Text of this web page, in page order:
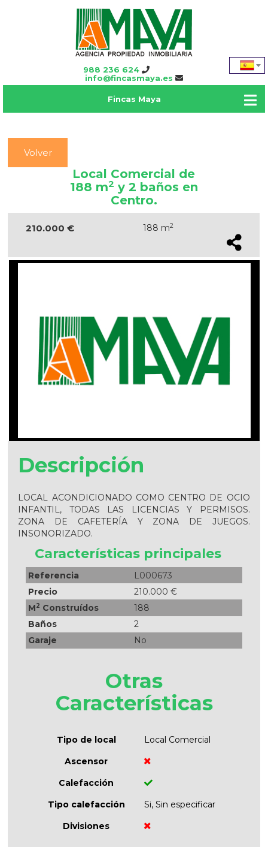
988 236 624
info@fincasmaya.es
Fincas Maya
Volver
Local Comercial de
188 m2 y 2 baños en
Centro.
210.000 € 188 m2
Descripción
LOCAL ACONDICIONADO COMO CENTRO DE OCIO
INFANTIL, TODAS LAS LICENCIAS Y PERMISOS.
ZONA DE CAFETERÍA Y ZONA DE JUEGOS.
INSONORIZADO.
Características principales
Referencia
L000673
Precio
210.000 €
M2 Construídos
188
Baños
2
Garaje
No
Otras
Características
Tipo de local
Local Comercial
Ascensor
Calefacción
Tipo calefacción
Si, Sin especificar
Divisiones